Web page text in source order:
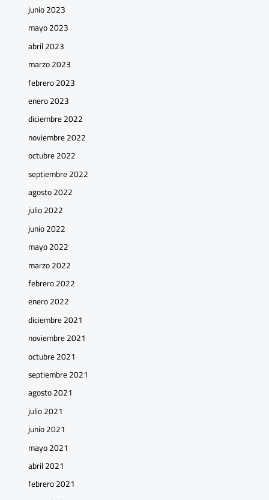
junio 2023
mayo 2023
abril 2023
marzo 2023
febrero 2023
enero 2023
diciembre 2022
noviembre 2022
octubre 2022
septiembre 2022
agosto 2022
julio 2022
junio 2022
mayo 2022
marzo 2022
febrero 2022
enero 2022
diciembre 2021
noviembre 2021
octubre 2021
septiembre 2021
agosto 2021
julio 2021
junio 2021
mayo 2021
abril 2021
febrero 2021